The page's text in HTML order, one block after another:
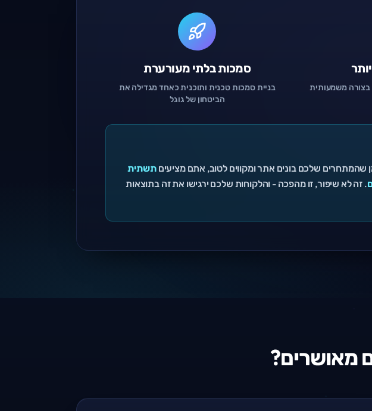
משמעותית
סמכות בלתי מעורערת
בניית סמכות טכנית ותוכנית כאחד מגדילה את
הביטחון של גוגל
שהמתחרים שלכם בונים אתר ומקווים לטוב, אתם מציעיםתשתית
. זה לא שיפור, זו מהפכה - והלקוחות שלכם ירגישו את זה בתוצאות
מאושרים?